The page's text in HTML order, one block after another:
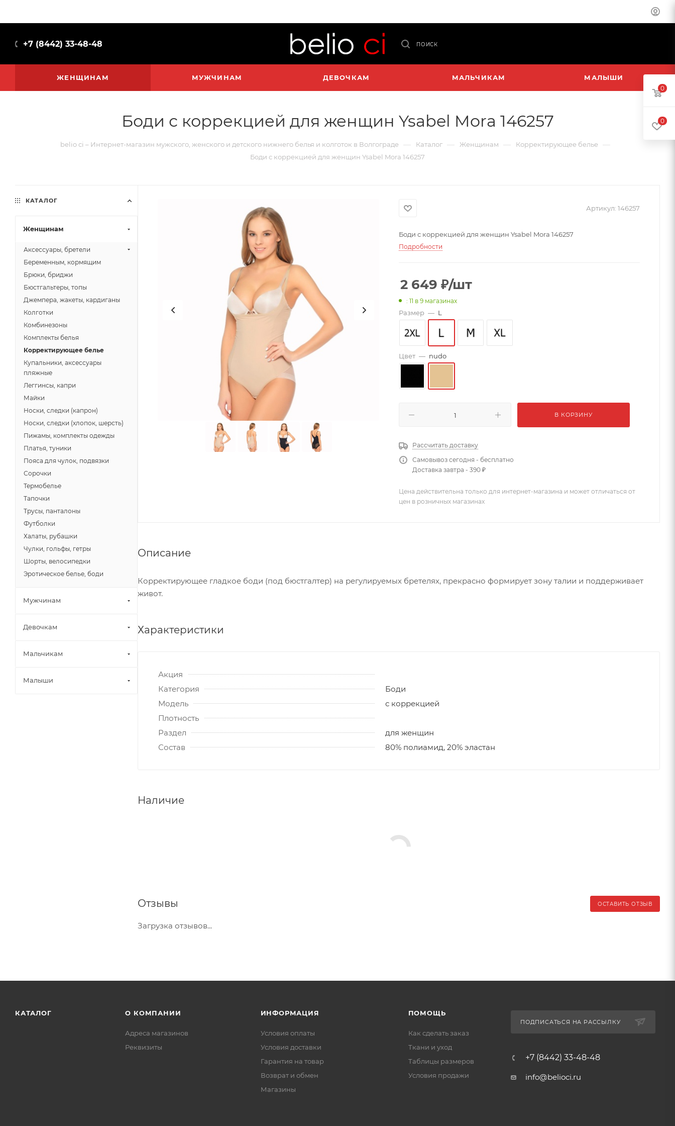
+7 (8442) 33-48-48 ПОИСК
ЖЕНЩИНАМ МУЖЧИНАМ ДЕВОЧКАМ МАЛЬЧИКАМ МАЛЫШИ
Боди с коррекцией для женщин Ysabel Mora 146257
belio ci – Интернет-магазин мужского, женского и детского нижнего белья и колготок в Волгограде — Каталог — Женщинам — Корректирующее белье —
Боди с коррекцией для женщин Ysabel Mora 146257
Артикул: 146257
Боди с коррекцией для женщин Ysabel Mora 146257
Подробности
2 649 ₽/шт
: 11 в 9 магазинах
Размер — L
Цвет — nudo
В КОРЗИНУ
Рассчитать доставку
Самовывоз сегодня - бесплатно
Доставка завтра - 390 ₽
Цена действительна только для интернет-магазина и может отличаться от
цен в розничных магазинах
Описание
Корректирующее гладкое боди (под бюстгалтер) на регулируемых бретелях, прекрасно формирует зону талии и поддерживает
живот.
Характеристики
Акция
Категория
Боди
Модель
с коррекцией
Плотность
Раздел
для женщин
Состав
80% полиамид, 20% эластан
Наличие
Отзывы ОСТАВИТЬ ОТЗЫВ
Загрузка отзывов...
КАТАЛОГ
Женщинам
Аксессуары, бретели
Беременным, кормящим
Брюки, бриджи
Бюстгальтеры, топы
Джемпера, жакеты, кардиганы
Колготки
Комбинезоны
Комплекты белья
Корректирующее белье
Купальники, аксессуары
пляжные
Леггинсы, капри
Майки
Носки, следки (капрон)
Носки, следки (хлопок, шерсть)
Пижамы, комплекты одежды
Платья, туники
Пояса для чулок, подвязки
Сорочки
Термобелье
Тапочки
Трусы, панталоны
Футболки
Халаты, рубашки
Чулки, гольфы, гетры
Шорты, велосипедки
Эротическое белье, боди
Мужчинам
Девочкам
Мальчикам
Малыши
КАТАЛОГ О КОМПАНИИ
Адреса магазинов
Реквизиты
ИНФОРМАЦИЯ
Условия оплаты
Условия доставки
Гарантия на товар
Возврат и обмен
Магазины
ПОМОЩЬ
Как сделать заказ
Ткани и уход
Таблицы размеров
Условия продажи
ПОДПИСАТЬСЯ НА РАССЫЛКУ
+7 (8442) 33-48-48
info@belioci.ru
0
0